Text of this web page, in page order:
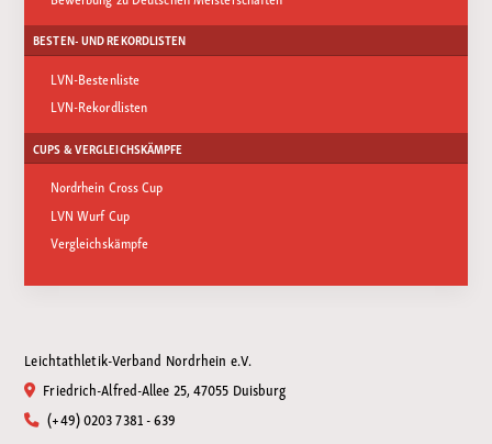
BESTEN- UND REKORDLISTEN
LVN-Bestenliste
LVN-Rekordlisten
CUPS & VERGLEICHSKÄMPFE
Nordrhein Cross Cup
LVN Wurf Cup
Vergleichskämpfe
Leichtathletik-Verband Nordrhein e.V.
Friedrich-Alfred-Allee 25, 47055 Duisburg
(+49) 0203 7381 - 639